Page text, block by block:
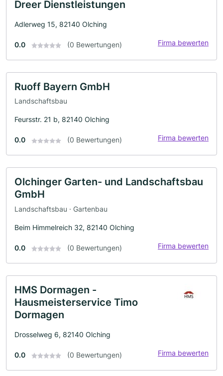
Dreer Dienstleistungen
Adlerweg 15, 82140 Olching
0.0 (0 Bewertungen) Firma bewerten
Ruoff Bayern GmbH
Landschaftsbau
Feursstr. 21 b, 82140 Olching
0.0 (0 Bewertungen) Firma bewerten
Olchinger Garten- und Landschaftsbau
GmbH
Landschaftsbau · Gartenbau
Beim Himmelreich 32, 82140 Olching
0.0 (0 Bewertungen) Firma bewerten
HMS Dormagen -
Hausmeisterservice Timo
Dormagen
Drosselweg 6, 82140 Olching
0.0 (0 Bewertungen) Firma bewerten